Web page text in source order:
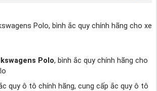
Polo, bình ắc quy chính hãng cho xe
Polo, bình ắc quy chính hãng cho
quy ô tô chính hãng, cung cấp ắc quy ô tô